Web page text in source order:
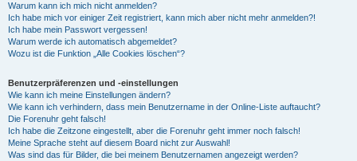
Warum kann ich mich nicht anmelden?
Ich habe mich vor einiger Zeit registriert, kann mich aber nicht mehr anmelden?!
Ich habe mein Passwort vergessen!
Warum werde ich automatisch abgemeldet?
Wozu ist die Funktion „Alle Cookies löschen“?
Benutzerpräferenzen und -einstellungen
Wie kann ich meine Einstellungen ändern?
Wie kann ich verhindern, dass mein Benutzername in der Online-Liste auftaucht?
Die Forenuhr geht falsch!
Ich habe die Zeitzone eingestellt, aber die Forenuhr geht immer noch falsch!
Meine Sprache steht auf diesem Board nicht zur Auswahl!
Was sind das für Bilder, die bei meinem Benutzernamen angezeigt werden?